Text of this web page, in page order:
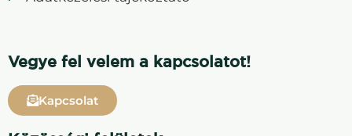
Vegye fel velem a kapcsolatot!
Kapcsolat